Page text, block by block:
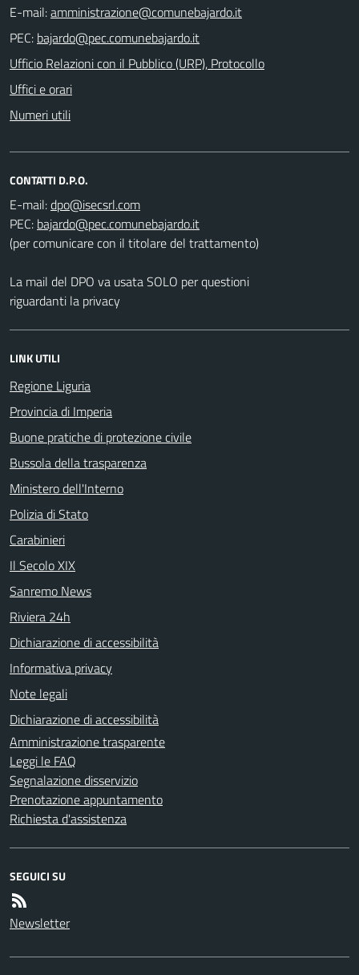
E-mail:
PEC:
Ufficio Relazioni con il Pubblico (URP), Protocollo
Uffici e orari
Numeri utili
CONTATTI D.P.O.
E-mail:
PEC:
(per comunicare con il titolare del trattamento)
La mail del DPO va usata SOLO per questioni
riguardanti la privacy
LINK UTILI
Regione Liguria
Provincia di Imperia
Buone pratiche di protezione civile
Bussola della trasparenza
Ministero dell'Interno
Polizia di Stato
Carabinieri
Il Secolo XIX
Sanremo News
Riviera 24h
Dichiarazione di accessibilità
Informativa privacy
Note legali
Dichiarazione di accessibilità
Amministrazione trasparente
Leggi le FAQ
Segnalazione disservizio
Prenotazione appuntamento
Richiesta d'assistenza
SEGUICI SU
Newsletter